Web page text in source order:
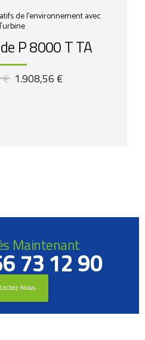
de l'environnement avec
P 8000 T TA
€ Le
1.908,56 €Le
Maintenant
73 12 90
Nous